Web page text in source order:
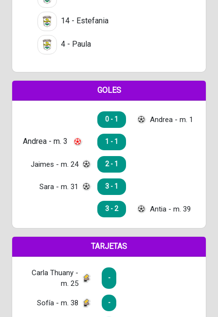
14 - Estefania
4 - Paula
GOLES
0 - 1 Andrea - m. 1
Andrea - m. 3 1 - 1
Jaimes - m. 24 2 - 1
Sara - m. 31 3 - 1
3 - 2 Antia - m. 39
TARJETAS
Carla Thuany -
m. 25
-
Sofía - m. 38 -